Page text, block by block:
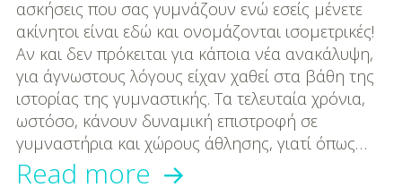
1.400
θερμίδες!
ασκήσεις που σας γυμνάζουν ενώ εσείς μένετε
ακίνητοι είναι εδώ και ονομάζονται ισομετρικές!
Αν και δεν πρόκειται για κάποια νέα ανακάλυψη,
για άγνωστους λόγους είχαν χαθεί στα βάθη της
ιστορίας της γυμναστικής. Τα τελευταία χρόνια,
ωστόσο, κάνουν δυναμική επιστροφή σε
γυμναστήρια και χώρους άθλησης, γιατί όπως…
Read more Πώς